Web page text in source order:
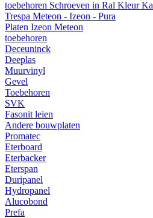
toebehoren Schroeven in Ral Kleur
Trespa Meteon - Izeon - Pura
Platen Izeon Meteon
toebehoren
Deceuninck
Deeplas
Muurvinyl
Gevel
Toebehoren
SVK
Fasonit leien
Andere bouwplaten
Promatec
Eterboard
Eterbacker
Eterspan
Duripanel
Hydropanel
Alucobond
Prefa